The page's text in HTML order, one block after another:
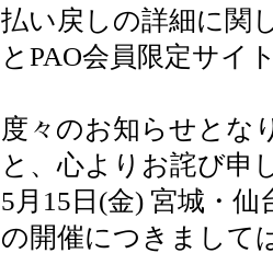
払い戻しの詳細に関
とPAO会員限定サイ
度々のお知らせとな
と、心よりお詫び申
5月15日(金) 宮城・
の開催につきまして